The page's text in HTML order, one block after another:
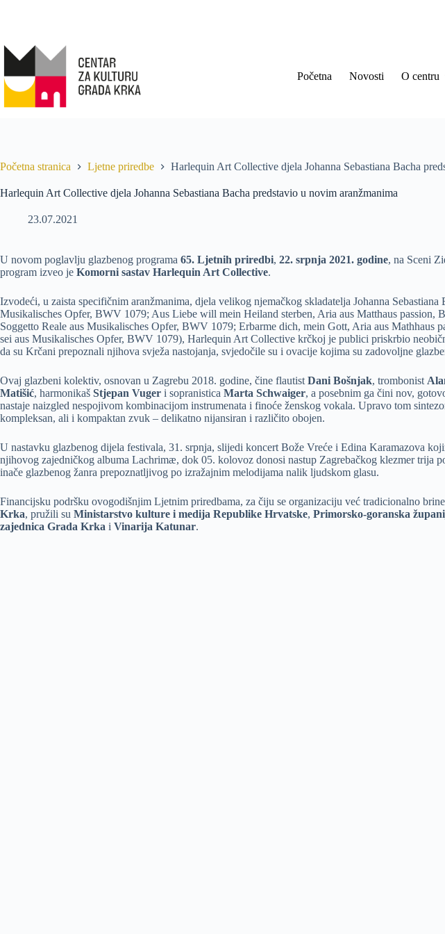
Početna Novosti O centru
Početna stranica Ljetne priredbe Harlequin Art Collective djela Johanna Sebastiana Bacha
Harlequin Art Collective djela Johanna Sebastiana Bacha predstavio u novim aranžmanima
23.07.2021
U novom poglavlju glazbenog programa 65. Ljetnih priredbi, 22. srpnja 2021. godine, na Sceni
program izveo je Komorni sastav Harlequin Art Collective.
Izvodeći, u zaista specifičnim aranžmanima, djela velikog njemačkog skladatelja Johanna Sebastiana
Musikalisches Opfer, BWV 1079; Aus Liebe will mein Heiland sterben, Aria aus Matthaus passion,
Soggetto Reale aus Musikalisches Opfer, BWV 1079; Erbarme dich, mein Gott, Aria aus Mathhaus
sei aus Musikalisches Opfer, BWV 1079), Harlequin Art Collective krčkoj je publici priskrbio
da su Krčani prepoznali njihova svježa nastojanja, svjedočile su i ovacije kojima su zadovoljne
Ovaj glazbeni kolektiv, osnovan u Zagrebu 2018. godine, čine flautist Dani Bošnjak, trombonist
Matišić, harmonikaš Stjepan Vuger i sopranistica Marta Schwaiger, a posebnim ga čini nov,
nastaje naizgled nespojivom kombinacijom instrumenata i finoće ženskog vokala. Upravo tom
kompleksan, ali i kompaktan zvuk – delikatno nijansiran i različito obojen.
U nastavku glazbenog dijela festivala, 31. srpnja, slijedi koncert Bože Vreće i Edina Karamazova
njihovog zajedničkog albuma Lachrimæ, dok 05. kolovoz donosi nastup Zagrebačkog klezmer trija
inače glazbenog žanra prepoznatljivog po izražajnim melodijama nalik ljudskom glasu.
Financijsku podršku ovogodišnjim Ljetnim priredbama, za čiju se organizaciju već tradicionalno brine
Krka, pružili su Ministarstvo kulture i medija Republike Hrvatske, Primorsko-goranska
zajednica Grada Krka i Vinarija Katunar.